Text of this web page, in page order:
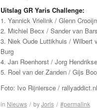
Uitslag GR Yaris Challenge:
1. Yannick Vrielink / Glenn
2. Michiel Becx / Sander van
3. Niek Oude Luttikhuis / Wilbert
Burg
4. Jan Roenhorst / Jorg
5. Roel van der Zanden / Gijs
Foto: Ivo Rijniersce / rallyaddict.nl
in Nieuws / byJoris / #permalink